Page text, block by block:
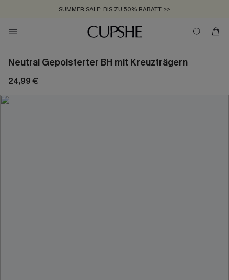
SUMMER SALE: BIS ZU 50% RABATT >>
ZUM NEWSLETTER:BIS ZU -20% EXTRA ERHALTEN
KOSTENLOSER VERSAND AB 89 €
Neutral Gepolsterter BH mit Kreuzträgern
24,99 €